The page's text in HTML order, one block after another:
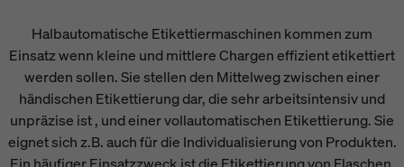
Halbautomatische Etikettiermaschinen kommen zum
Einsatz wenn kleine und mittlere Chargen effizient etikettiert
werden sollen. Sie stellen den Mittelweg zwischen einer
händischen Etikettierung dar, die sehr arbeitsintensiv und
unpräzise ist , und einer vollautomatischen Etikettierung. Sie
eignet sich z.B. auch für die Individualisierung von Produkten.